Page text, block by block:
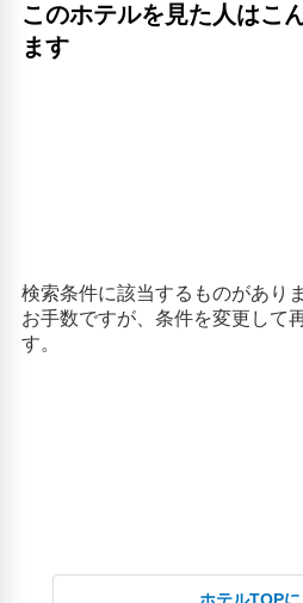
このホテルを見た人はこ
ます